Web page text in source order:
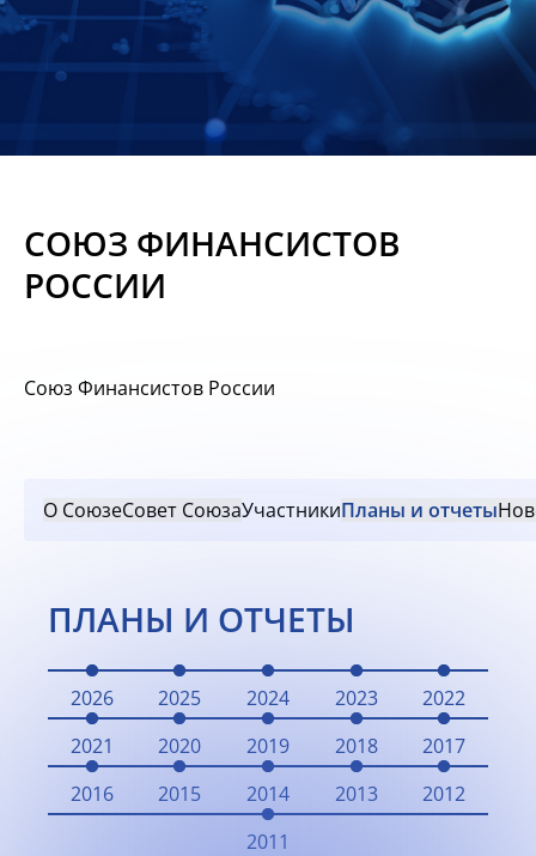
отчеты
Контакты
Материалы
СОЮЗ ФИНАНСИСТОВ
РОССИИ
Союз Финансистов России
О СоюзеСовет СоюзаУчастникиПланы и отчеты
ПЛАНЫ И ОТЧЕТЫ
2026 2025 2024 2023
2022
2021
2020 2019 2018
2017
2016
2015 2014 2013
2012
2011